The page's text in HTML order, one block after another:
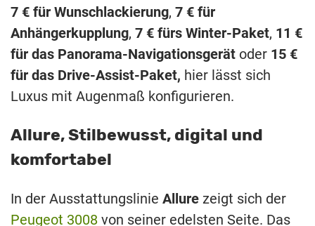
7 € für Wunschlackierung, 7 € für
Anhängerkupplung, 7 € fürs Winter-Paket, 11 €
für das Panorama-Navigationsgerät oder 15 €
für das Drive-Assist-Paket, hier lässt sich
Luxus mit Augenmaß konfigurieren.
Allure, Stilbewusst, digital und
komfortabel
In der Ausstattungslinie Allure zeigt sich der
Peugeot 3008 von seiner edelsten Seite. Das